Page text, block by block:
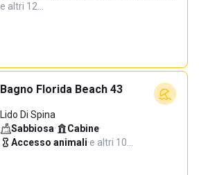
e altri 12…
Bagno Florida Beach 43
Lido Di Spina
Sabbiosa· Cabine·
Accesso animali·e altri 10…